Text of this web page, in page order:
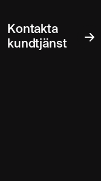
Kontakta
kundtjänst